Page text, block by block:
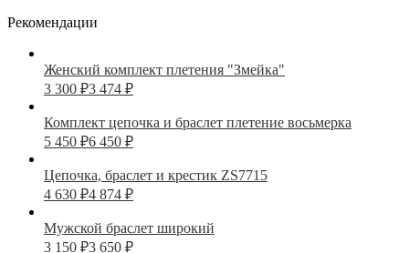
Рекомендации
Женский комплект плетения "Змейка"
3 300 ₽3 474 ₽
Комплект цепочка и браслет плетение восьмерка
5 450 ₽6 450 ₽
Цепочка, браслет и крестик ZS7715
4 630 ₽4 874 ₽
Мужской браслет широкий
3 150 ₽3 650 ₽